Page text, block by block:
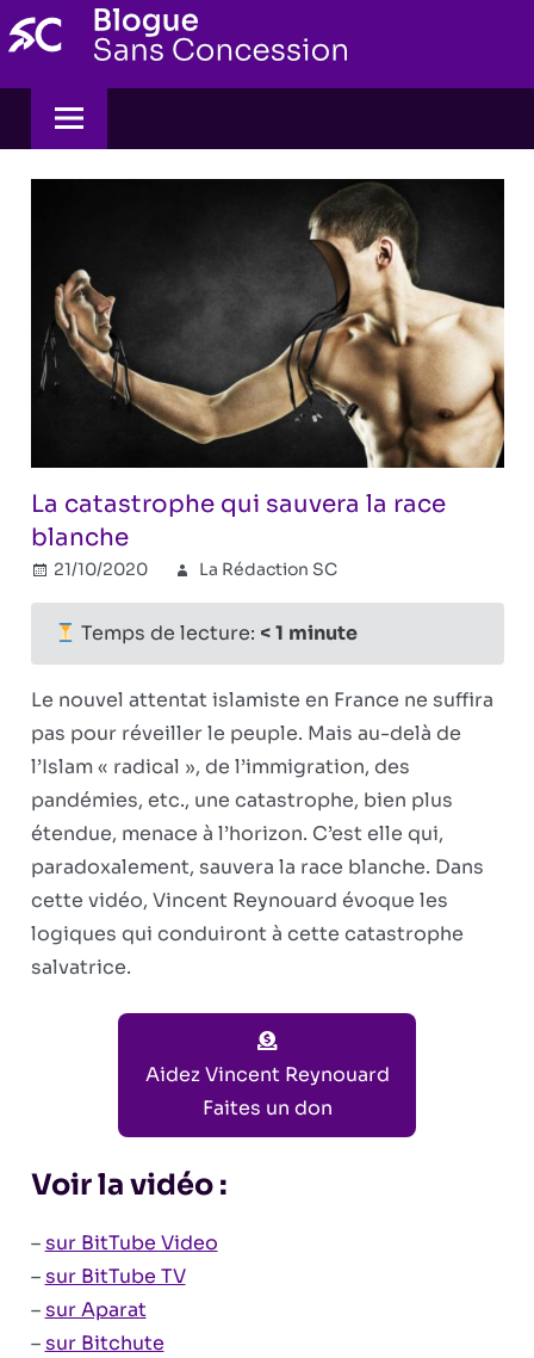
Skip
to
content
La catastrophe qui sauvera la race
blanche
21/10/2020 La Rédaction SC
politiques
Commentaires
qui
sauvera
race
blanche
Temps de lecture: < 1 minute
Le nouvel attentat islamiste en France ne suffira
pas pour réveiller le peuple. Mais au-delà de
l’Islam « radical », de l’immigration, des
pandémies, etc., une catastrophe, bien plus
étendue, menace à l’horizon. C’est elle qui,
paradoxalement, sauvera la race blanche. Dans
cette vidéo, Vincent Reynouard évoque les
logiques qui conduiront à cette catastrophe
salvatrice.
Aidez Vincent Reynouard
Faites un don
Voir la vidéo :
–sur BitTube Video
–sur BitTube TV
–sur Aparat
–sur Bitchute